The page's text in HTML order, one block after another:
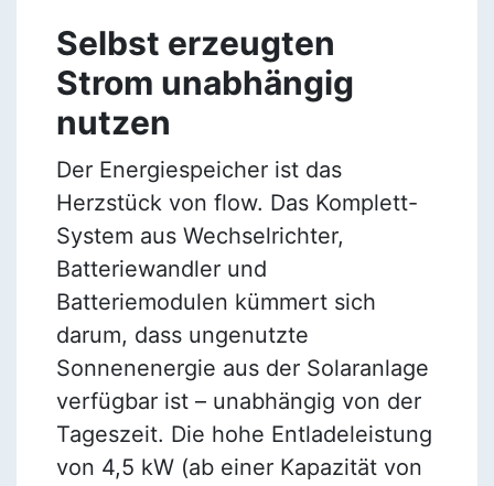
Selbst erzeugten
Strom unabhängig
nutzen
Der Energiespeicher ist das
Herzstück von flow. Das Komplett-
System aus Wechselrichter,
Batteriewandler und
Batteriemodulen kümmert sich
darum, dass ungenutzte
Sonnenenergie aus der Solaranlage
verfügbar ist – unabhängig von der
Tageszeit. Die hohe Entladeleistung
von 4,5 kW (ab einer Kapazität von